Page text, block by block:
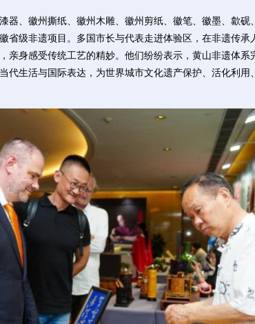
、徽州撕纸、徽州木雕、徽州剪纸、徽笔、徽墨、歙砚
省级非遗项目。多国市长与代表走进体验区，在非遗传承
亲身感受传统工艺的精妙。他们纷纷表示，黄山非遗体系
代生活与国际表达，为世界城市文化遗产保护、活化利用